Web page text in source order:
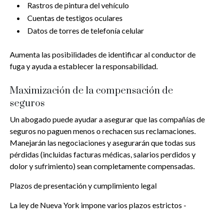
Rastros de pintura del vehículo
Cuentas de testigos oculares
Datos de torres de telefonía celular
Aumenta las posibilidades de identificar al conductor de
fuga y ayuda a establecer la responsabilidad.
Maximización de la compensación de
seguros
Un abogado puede ayudar a asegurar que las compañías de
seguros no paguen menos o rechacen sus reclamaciones.
Manejarán las negociaciones y asegurarán que todas sus
pérdidas (incluidas facturas médicas, salarios perdidos y
dolor y sufrimiento) sean completamente compensadas.
Plazos de presentación y cumplimiento legal
La ley de Nueva York impone varios plazos estrictos -